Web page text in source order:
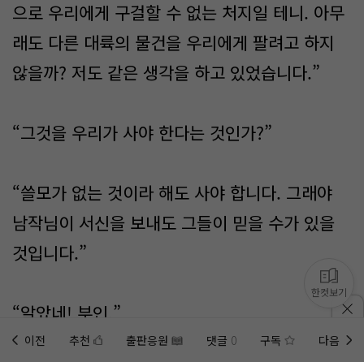
으로 우리에게 구걸할 수 없는 처지일 테니. 아무
래도 다른 대륙의 물건을 우리에게 팔려고 하지
않을까? 저도 같은 생각을 하고 있었습니다.”
“그것을 우리가 사야 한다는 것인가?”
“쓸모가 없는 것이라 해도 사야 합니다. 그래야
남작님이 서신을 보내도 그들이 믿을 수가 있을
것입니다.”
“알았네! 부인.”
이전 추천 출판응원 댓글 0 구독 다음
한컷보기
홈에미노벨 웹추가하기 미노벨 앱설치하기